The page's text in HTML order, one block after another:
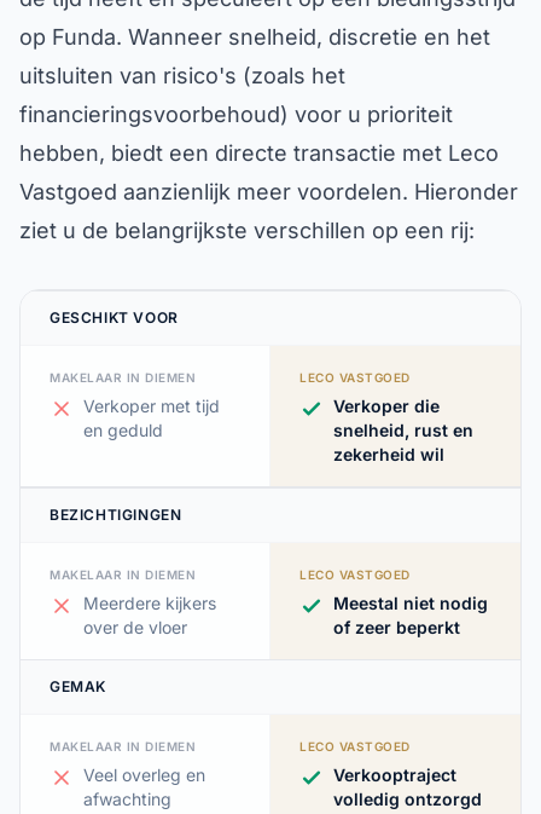
op Funda. Wanneer snelheid, discretie en het
uitsluiten van risico's (zoals het
financieringsvoorbehoud) voor u prioriteit
hebben, biedt een directe transactie met Leco
Vastgoed aanzienlijk meer voordelen. Hieronder
ziet u de belangrijkste verschillen op een rij:
GESCHIKT VOOR
MAKELAAR IN DIEMEN
Verkoper met tijd
en geduld
LECO VASTGOED
Verkoper die
snelheid, rust en
zekerheid wil
BEZICHTIGINGEN
MAKELAAR IN DIEMEN
Meerdere kijkers
over de vloer
LECO VASTGOED
Meestal niet nodig
of zeer beperkt
GEMAK
MAKELAAR IN DIEMEN
Veel overleg en
afwachting
LECO VASTGOED
Verkooptraject
volledig ontzorgd